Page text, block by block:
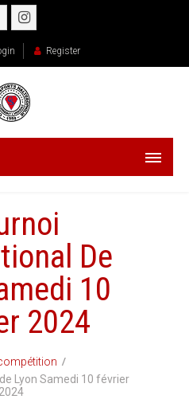
Register
De
10
2024
Lyon Samedi 10 février
2024